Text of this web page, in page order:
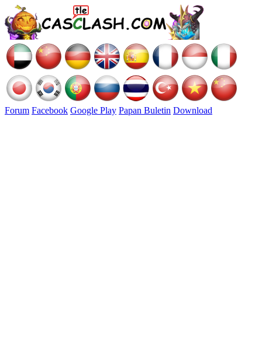
Forum Facebook Google Play Papan Buletin Download